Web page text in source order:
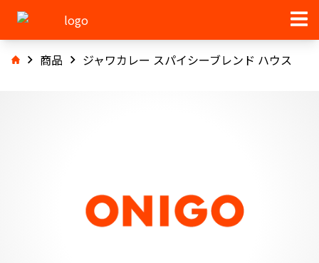
商品 ジャワカレー スパイシーブレンド ハウス